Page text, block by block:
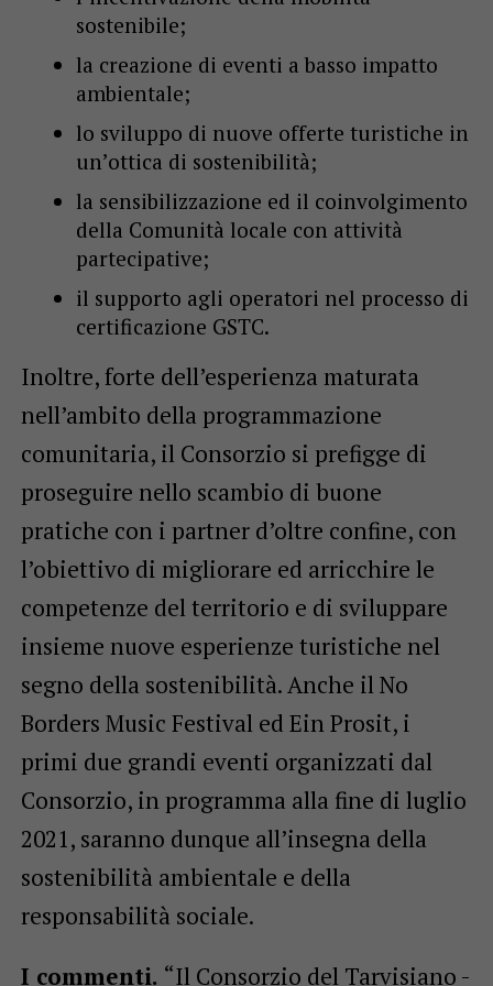
sostenibile;
la creazione di eventi a basso impatto
ambientale;
lo sviluppo di nuove offerte turistiche in
un’ottica di sostenibilità;
la sensibilizzazione ed il coinvolgimento
della Comunità locale con attività
partecipative;
il supporto agli operatori nel processo di
certificazione GSTC.
Inoltre, forte dell’esperienza maturata
nell’ambito della programmazione
comunitaria, il Consorzio si prefigge di
proseguire nello scambio di buone
pratiche con i partner d’oltre confine, con
l’obiettivo di migliorare ed arricchire le
competenze del territorio e di sviluppare
insieme nuove esperienze turistiche nel
segno della sostenibilità. Anche il No
Borders Music Festival ed Ein Prosit, i
primi due grandi eventi organizzati dal
Consorzio, in programma alla fine di luglio
2021, saranno dunque all’insegna della
sostenibilità ambientale e della
responsabilità sociale.
I commenti. “Il Consorzio del Tarvisiano -